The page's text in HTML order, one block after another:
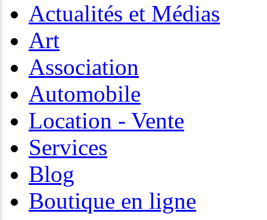
Actualités et Médias
Art
Association
Automobile
Location - Vente
Services
Blog
Boutique en ligne